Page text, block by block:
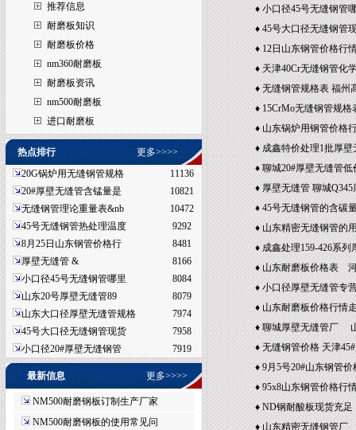
推荐信息
耐磨板知识
耐磨板价格
nm360耐磨板
耐磨板资讯
nm500耐磨板
进口耐磨板
热点排行
更多>>>>
20G锅炉用无缝钢管规格
11136
20#厚壁无缝管含锰量是
10821
无缝钢管理论重量表&nb
10472
45号无缝钢管热处理温度
9292
8月25日山东钢管价格行
8481
厚壁无缝管 &
8166
小口径45号无缝钢管哪里
8084
山东20号厚壁无缝管89
8079
山东大口径厚壁无缝管规格
7974
45号大口径无缝钢管现货
7958
小口径20#厚壁无缝钢管
7919
最新信息 更多>>>>
NM500耐磨钢板订制生产厂家
NM500耐磨钢板的使用常见问
密无缝钢管生产厂家
♦ 小口径45号无缝钢管
精密无缝钢管哪家货最
♦ 45号大口径无缝钢管
航天用精密无缝钢管
♦ 12日山东钢管价格
管销售公司
♦ 天津40Cr无缝钢管化
♦ 无缝钢管规格表 福州
管规格表
♦ 15CrMo无缝钢管规
规格表
♦ 山东锅炉用钢管价
缝管销售商
♦ 成鑫特价处理1批厚
钢管理论重量表
♦ 聊城20#厚壁无缝管
钢管理论重量表
♦ 厚壁无缝管 聊城
♦ 45号无缝钢管的含碳
缝钢管的各种成分
♦ 山东精密无缝钢管的
径20#厚壁无缝管交货
♦ 成鑫处理159-426系
用无缝钢管规格表
♦ 山东耐磨板价格表
缝管销售处
♦ 小口径厚壁无缝管专
密无缝钢管厂
♦ 山东耐磨板价格行情
缝管公司
♦ 聊城厚壁无缝管厂
制造公司
♦ 无缝钢管价格 天津
行情走势
♦ 9月5号20#山东钢管
径45号厚壁无缝钢管
♦ 95x8山东钢管价格行
管价格
♦ ND钢耐酸板现货充足
♦ 山东精密无缝钢管